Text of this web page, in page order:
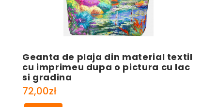
Geanta de plaja din material textil
cu imprimeu dupa o pictura cu lac
si gradina
72,00zł